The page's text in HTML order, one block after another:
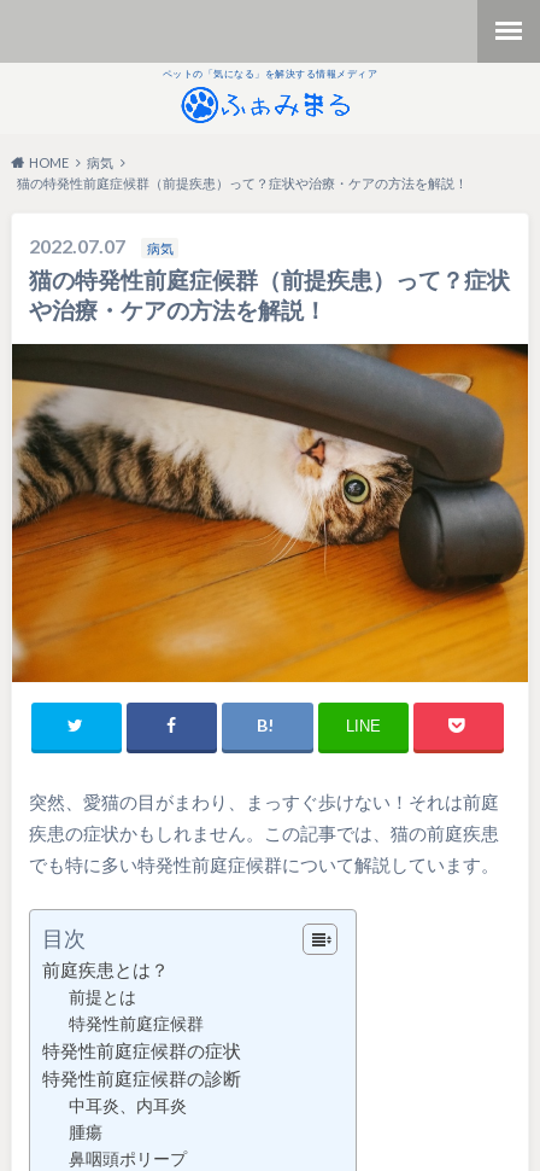
ペットの「気になる」を解決する情報メディア
HOME
病気
猫の特発性前庭症候群（前提疾患）って？症状や治療・ケアの方法を解説！
2022.07.07 病気
猫の特発性前庭症候群（前提疾患）って？症状
や治療・ケアの方法を解説！
LINE
突然、愛猫の目がまわり、まっすぐ歩けない！それは前庭
疾患の症状かもしれません。この記事では、猫の前庭疾患
でも特に多い特発性前庭症候群について解説しています。
目次
前庭疾患とは？
前提とは
特発性前庭症候群
特発性前庭症候群の症状
特発性前庭症候群の診断
中耳炎、内耳炎
腫瘍
鼻咽頭ポリープ